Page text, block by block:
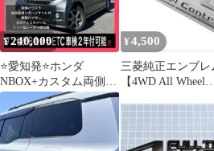
¥240,000
⭐️愛知発⭐️ホンダ
NBOX+カスタム両側パ
ワスラ車検2年付可能‼️
¥ 4,500
三菱純正エンブレ
【4WD All Wheel